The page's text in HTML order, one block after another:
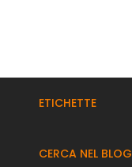
ETICHETTE
CERCA NEL BLOG